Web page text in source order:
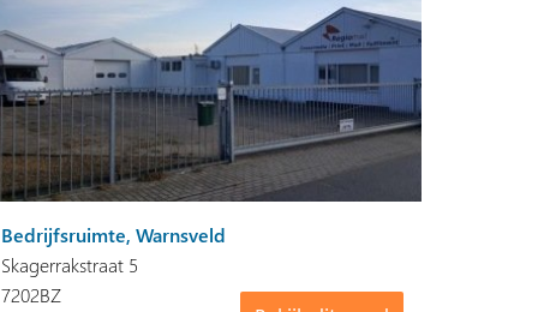
Bedrijfsruimte, Warnsveld
Skagerrakstraat 5
7202BZ